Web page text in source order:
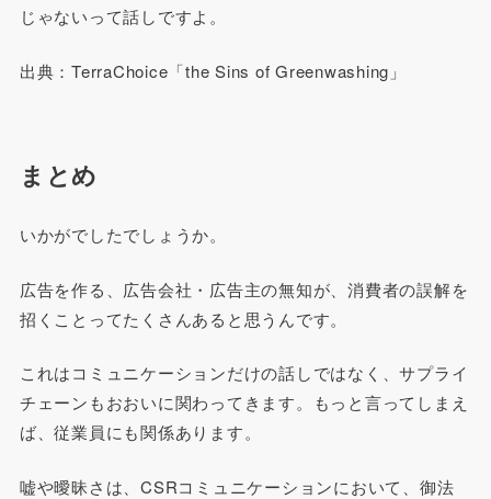
じゃないって話しですよ。
出典：TerraChoice「the Sins of Greenwashing」
まとめ
いかがでしたでしょうか。
広告を作る、広告会社・広告主の無知が、消費者の誤解を
招くことってたくさんあると思うんです。
これはコミュニケーションだけの話しではなく、サプライ
チェーンもおおいに関わってきます。もっと言ってしまえ
ば、従業員にも関係あります。
嘘や曖昧さは、CSRコミュニケーションにおいて、御法